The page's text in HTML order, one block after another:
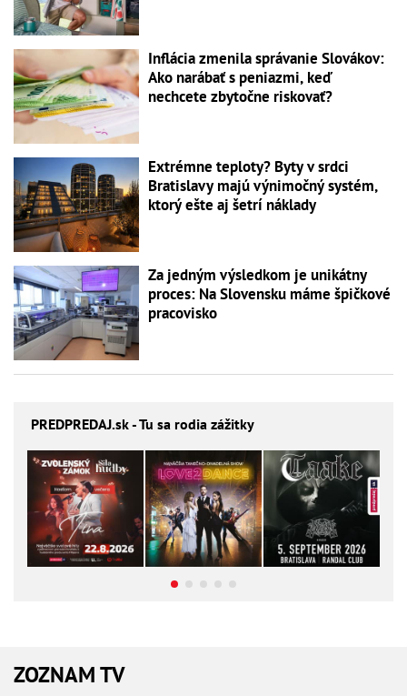
Inflácia zmenila správanie Slovákov:
Ako narábať s peniazmi, keď
nechcete zbytočne riskovať?
Extrémne teploty? Byty v srdci
Bratislavy majú výnimočný systém,
ktorý ešte aj šetrí náklady
Za jedným výsledkom je unikátny
proces: Na Slovensku máme špičkové
pracovisko
PREDPREDAJ.sk - Tu sa rodia zážitky
ZOZNAM TV